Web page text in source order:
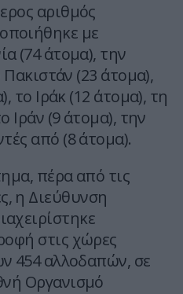
αριθμός
με
(74 άτομα), την
(23 άτομα),
το Ιράκ (12 άτομα), τη
Ιράν (9 άτομα), την
από (8 άτομα).
πέρα από τις
η Διεύθυνση
στις χώρες
454 αλλοδαπών, σε
Οργανισμό